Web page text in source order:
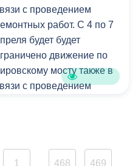
были
итоги
в 2016 году
а также
план
федеральной налоговой
с проведением
работ. С 4 по 7
будет будет
движение по
мосту также в
с проведением
1
468 469